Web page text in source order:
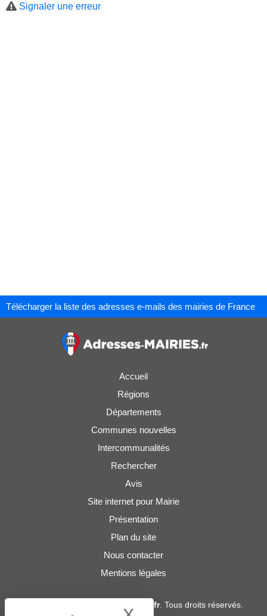
Signaler une erreur
Télécharger la liste des adresses e-mails des mairies de France
Accueil
Régions
Départements
Communes nouvelles
Intercommunalités
Rechercher
Avis
Site internet pour Mairie
Présentation
Plan du site
Nous contacter
Mentions légales
Adresses-Mairies.fr. Tous droits réservés.